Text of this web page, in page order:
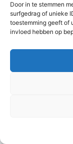
Door in te stemmen
surfgedrag of unieke
toestemming geeft of
invloed hebben op
Je e-mailadres
gemarkeerd met
Reactie*